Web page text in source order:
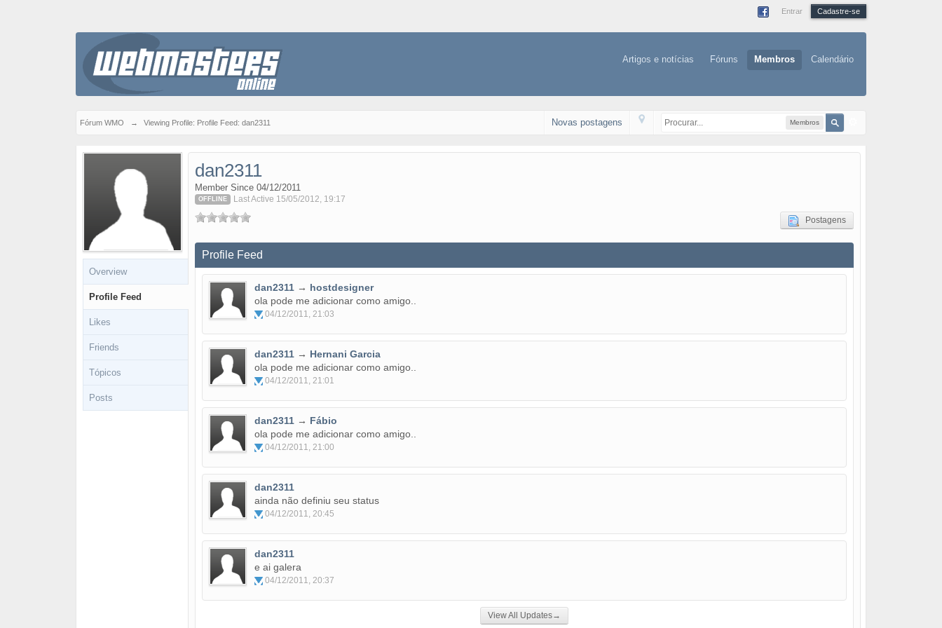
Entrar Cadastre-se
Artigos e notícias Fóruns Membros Calendário
Fórum WMO → Viewing Profile: Profile Feed: dan2311 Membros
Novas postagens
Overview
Profile Feed
Likes
Friends
Tópicos
Posts
dan2311
Member Since 04/12/2011
OFFLINE Last Active 15/05/2012, 19:17
Postagens
Profile Feed
dan2311→ hostdesigner
ola pode me adicionar como amigo..
04/12/2011, 21:03
dan2311→ Hernani Garcia
ola pode me adicionar como amigo..
04/12/2011, 21:01
dan2311→ Fábio
ola pode me adicionar como amigo..
04/12/2011, 21:00
dan2311
ainda não definiu seu status
04/12/2011, 20:45
dan2311
e ai galera
04/12/2011, 20:37
View All Updates→